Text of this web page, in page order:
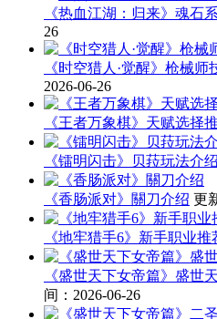
《热血江湖：归来》魂石
26
《时空猎人·觉醒》枪械师
2026-06-26
《王者万象棋》天赋选择
《镭明闪击》贝菈玩法介绍
《香肠派对》關刀介绍 更
《地牢猎手6》新手职业推
《盛世天下女帝篇》盛世
间：2026-06-26